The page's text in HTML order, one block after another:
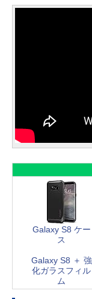
Galaxy S8 ケー
ス
Galaxy S8 ＋ 強
化ガラスフィル
ム